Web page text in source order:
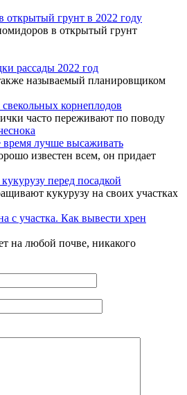
открытый грунт в 2022 году
в открытый грунт
рассады 2022 год
называемый планировщиком
корнеплодов
часто переживают по поводу
время лучше высаживать
известен всем, он придает
перед посадкой
кукурузу на своих участках
с участка. Как вывести хрен
на любой почве, никакого